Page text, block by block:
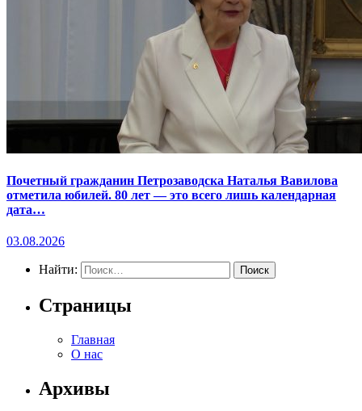
Почетный гражданин Петрозаводска Наталья Вавилова
отметила юбилей. 80 лет — это всего лишь календарная
дата…
03.08.2026
Найти:
Страницы
Главная
О нас
Архивы